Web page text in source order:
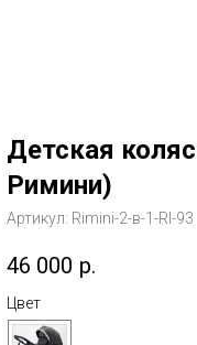
Детская
Римини)
Артикул: Rimini-2-в-1-RI-93
46 000 р.
Цвет